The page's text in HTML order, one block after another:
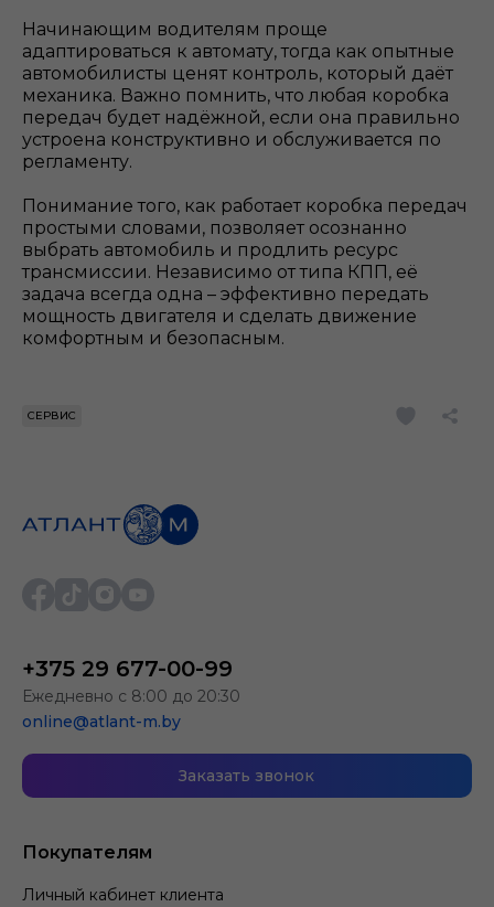
Начинающим водителям проще
адаптироваться к автомату, тогда как опытные
автомобилисты ценят контроль, который даёт
механика. Важно помнить, что любая коробка
передач будет надёжной, если она правильно
устроена конструктивно и обслуживается по
регламенту.
Понимание того, как работает коробка передач
простыми словами, позволяет осознанно
выбрать автомобиль и продлить ресурс
трансмиссии. Независимо от типа КПП, её
задача всегда одна – эффективно передать
мощность двигателя и сделать движение
комфортным и безопасным.
СЕРВИС
Покупателям
Личный кабинет клиента
+375 29 677-00-99
Ежедневно с 8:00 до 20:30
online@atlant-m.by
Заказать звонок